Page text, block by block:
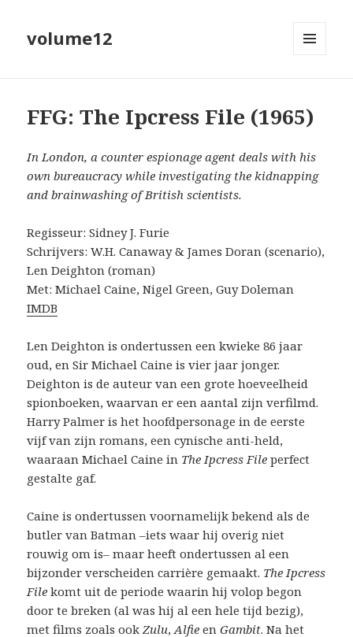
volume12
FFG: The Ipcress File (1965)
In London, a counter espionage agent deals with his
own bureaucracy while investigating the kidnapping
and brainwashing of British scientists.
Regisseur: Sidney J. Furie
Schrijvers: W.H. Canaway & James Doran (scenario),
Len Deighton (roman)
Met: Michael Caine, Nigel Green, Guy Doleman
IMDB
Len Deighton is ondertussen een kwieke 86 jaar
oud, en Sir Michael Caine is vier jaar jonger.
Deighton is de auteur van een grote hoeveelheid
spionboeken, waarvan er een aantal zijn verfilmd.
Harry Palmer is het hoofdpersonage in de eerste
vijf van zijn romans, een cynische anti-held,
waaraan Michael Caine in The Ipcress File perfect
gestalte gaf.
Caine is ondertussen voornamelijk bekend als de
butler van Batman –iets waar hij overig niet
rouwig om is– maar heeft ondertussen al een
bijzonder verscheiden carrière gemaakt. The Ipcress
File komt uit de periode waarin hij volop begon
door te breken (al was hij al een hele tijd bezig),
met films zoals ookZulu,Alfie enGambit. Na het